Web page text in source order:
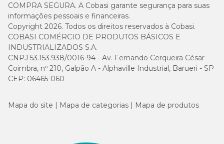
COMPRA SEGURA. A Cobasi garante segurança para suas
informações pessoais e financeiras.
Copyright 2026. Todos os direitos reservados à Cobasi.
COBASI COMÉRCIO DE PRODUTOS BÁSICOS E
INDUSTRIALIZADOS S.A.
CNPJ 53.153.938/0016-94 - Av. Fernando Cerqueira César
Coimbra, nº 210, Galpão A - Alphaville Industrial, Barueri - SP
CEP: 06465-060
Mapa do site Mapa de categorias Mapa de produtos